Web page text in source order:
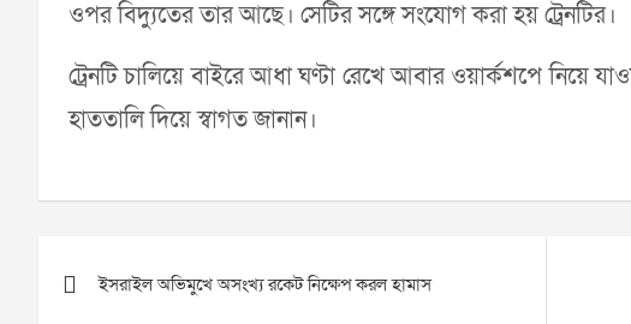
ওপর বিদ্যুতের তার আছে। সেটির সঙ্গে সংযোগ করা হয় ট্রেনটির।
ট্রেনটি চালিয়ে বাইরে আধা ঘণ্টা রেখে আবার ওয়ার্কশপে নিয়ে
হাততালি দিয়ে স্বাগত জানান।
navigation
ইসরাইল অভিমুখে অসংখ্য রকেট নিক্ষেপ করল হামাস